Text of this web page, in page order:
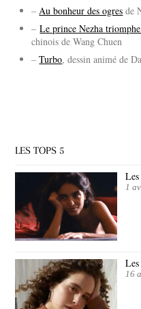
–Au bonheur des ogres de
–Le prince Nezha
chinois de Wang Chuen
–Turbo, dessin animé de
LES TOPS 5
1
16